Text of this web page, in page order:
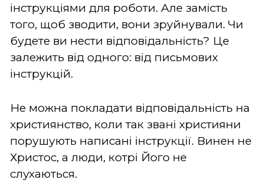
інструкціями для роботи. Але замість
того, щоб зводити, вони зруйнували. Чи
будете ви нести відповідальність? Це
залежить від одного: від письмових
інструкцій.
Не можна покладати відповідальність на
християнство, коли так звані християни
порушують написані інструкції. Винен не
Христос, а люди, котрі Його не
слухаються.